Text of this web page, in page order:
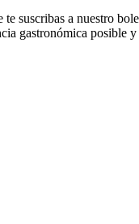
te suscribas a nuestro
gastronómica posible